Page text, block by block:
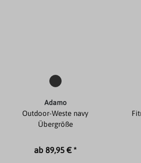
Adamo
Outdoor-Weste navy
Übergröße
ab 89,95 € *